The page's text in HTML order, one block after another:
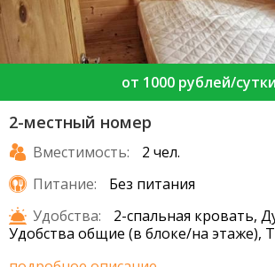
от 1000 рублей/сутки
2-местный номер
Вместимость:
2 чел.
Питание:
Без питания
Удобства:
2-спальная кровать,
Удобства общие (в блоке/на этаже),